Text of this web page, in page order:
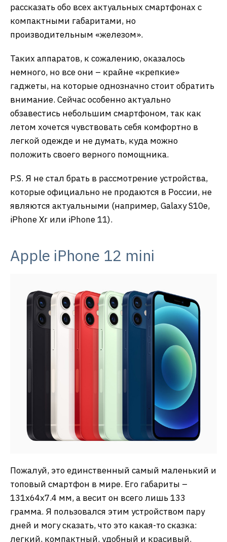
рассказать обо всех актуальных смартфонах с
компактными габаритами, но
производительным «железом».
Таких аппаратов, к сожалению, оказалось
немного, но все они – крайне «крепкие»
гаджеты, на которые однозначно стоит обратить
внимание. Сейчас особенно актуально
обзавестись небольшим смартфоном, так как
летом хочется чувствовать себя комфортно в
легкой одежде и не думать, куда можно
положить своего верного помощника.
P.S. Я не стал брать в рассмотрение устройства,
которые официально не продаются в России, не
являются актуальными (например, Galaxy S10e,
iPhone Xr или iPhone 11).
Apple iPhone 12 mini
Пожалуй, это единственный самый маленький и
топовый смартфон в мире. Его габариты –
131х64х7.4 мм, а весит он всего лишь 133
грамма. Я пользовался этим устройством пару
дней и могу сказать, что это какая-то сказка:
легкий, компактный, удобный и красивый.